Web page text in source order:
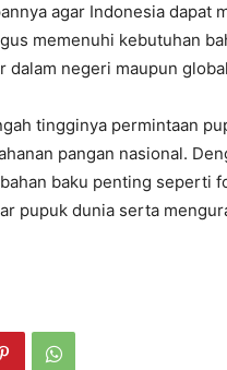
agar Indonesia dapat
memenuhi kebutuhan
dalam negeri maupun
tingginya permintaan
pangan nasional.
baku penting seperti
pupuk dunia serta